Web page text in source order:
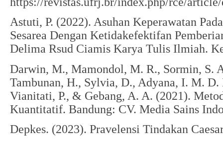
Astuti, P. (2022). Asuhan Keperawatan
Sesarea Dengan Ketidakefektifan
Delima Rsud Ciamis Karya Tulis Ilmiah.
Darwin, M., Mamondol, M. R., Sormin, S.
Tambunan, H., Sylvia, D., Adyana, I. M. D.
Vianitati, P., & Gebang, A. A. (2021).
Kuantitatif. Bandung: CV. Media Sains
Depkes. (2023). Pravelensi Tindakan